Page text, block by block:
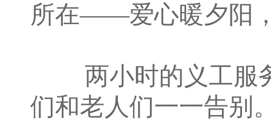
所在——爱心暖夕阳
两小时的义工服务
们和老人们一一告别